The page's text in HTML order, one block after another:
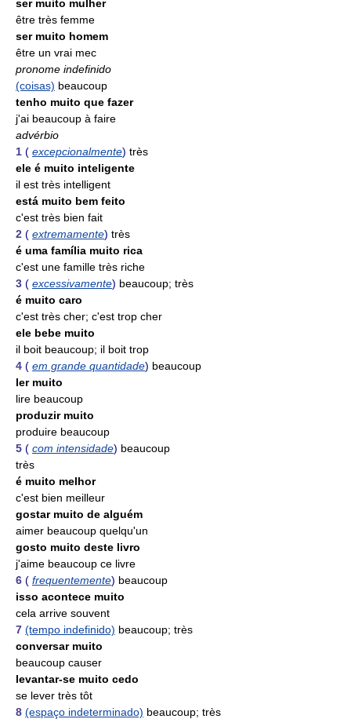
ser muito mulher
être très femme
ser muito homem
être un vrai mec
pronome indefinido
(coisas) beaucoup
tenho muito que fazer
j'ai beaucoup à faire
advérbio
1 ( excepcionalmente) très
ele é muito inteligente
il est très intelligent
está muito bem feito
c'est très bien fait
2 ( extremamente) très
é uma família muito rica
c'est une famille très riche
3 ( excessivamente) beaucoup; très
é muito caro
c'est très cher; c'est trop cher
ele bebe muito
il boit beaucoup; il boit trop
4 ( em grande quantidade) beaucoup
ler muito
lire beaucoup
produzir muito
produire beaucoup
5 ( com intensidade) beaucoup
très
é muito melhor
c'est bien meilleur
gostar muito de alguém
aimer beaucoup quelqu'un
gosto muito deste livro
j'aime beaucoup ce livre
6 ( frequentemente) beaucoup
isso acontece muito
cela arrive souvent
7 (tempo indefinido) beaucoup; très
conversar muito
beaucoup causer
levantar-se muito cedo
se lever très tôt
8 (espaço indeterminado) beaucoup; très